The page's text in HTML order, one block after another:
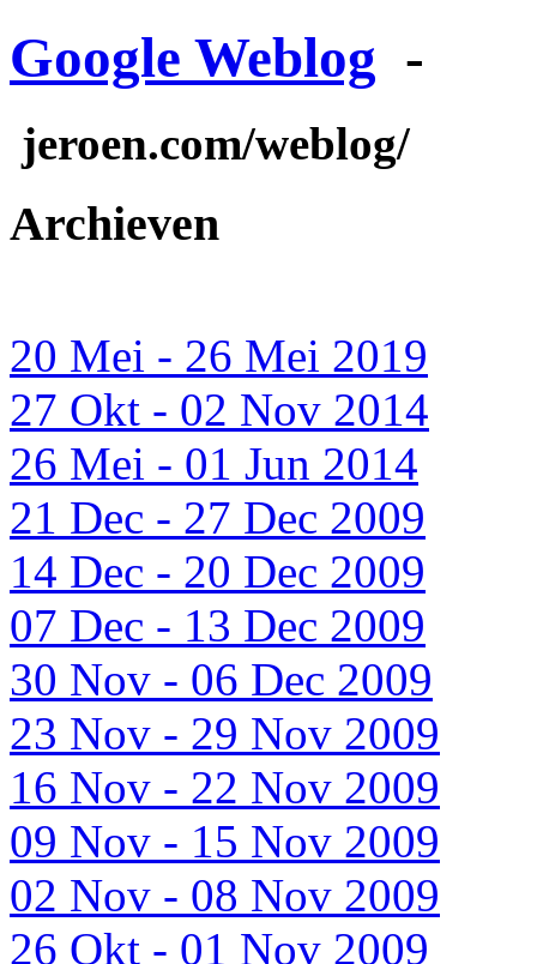
Google Weblog -
jeroen.com/weblog/
Archieven
20 Mei - 26 Mei 2019
27 Okt - 02 Nov 2014
26 Mei - 01 Jun 2014
21 Dec - 27 Dec 2009
14 Dec - 20 Dec 2009
07 Dec - 13 Dec 2009
30 Nov - 06 Dec 2009
23 Nov - 29 Nov 2009
16 Nov - 22 Nov 2009
09 Nov - 15 Nov 2009
02 Nov - 08 Nov 2009
26 Okt - 01 Nov 2009